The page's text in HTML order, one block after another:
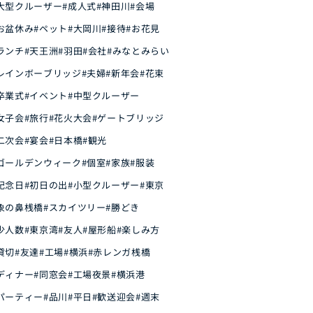
型クルーザー#成人式#神田川#会場
盆休み#ペット#大岡川#接待#お花見
ンチ#天王洲#羽田#会社#みなとみらい
インボーブリッジ#夫婦#新年会#花束
業式#イベント#中型クルーザー
子会#旅行#花火大会#ゲートブリッジ
次会#宴会#日本橋#観光
ールデンウィーク#個室#家族#服装
念日#初日の出#小型クルーザー#東京
の鼻桟橋#スカイツリー#勝どき
人数#東京湾#友人#屋形船#楽しみ方
切#友達#工場#横浜#赤レンガ桟橋
ィナー#同窓会#工場夜景#横浜港
ーティー#品川#平日#歓送迎会#週末